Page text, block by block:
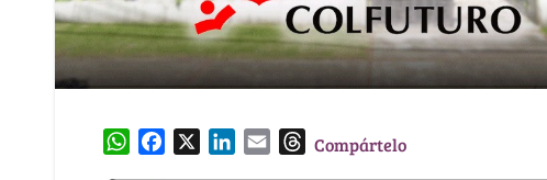
W
TCompártelo